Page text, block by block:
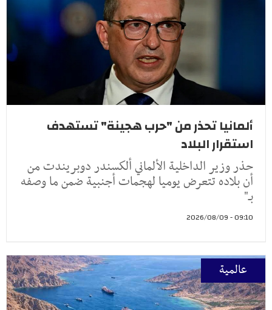
ألمانيا تحذر من "حرب هجينة" تستهدف
استقرار البلاد
حذر وزير الداخلية الألماني ألكسندر دوبريندت من
أن بلاده تتعرض يوميا لهجمات أجنبية ضمن ما وصفه
بـ"
09:10 - 2026/08/09
عالمية